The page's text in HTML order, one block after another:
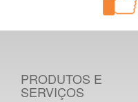
PRODUTOS E
SERVIÇOS